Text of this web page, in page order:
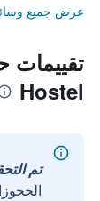
عرض جميع وسائل
Hostel
تم